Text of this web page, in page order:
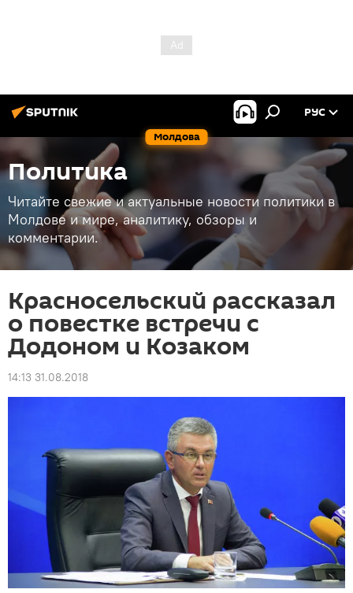
Молдова
РУС
Политика
Читайте свежие и актуальные новости политики в
Молдове и мире, аналитику, обзоры и
комментарии.
Красносельский рассказал
о повестке встречи с
Додоном и Козаком
14:13 31.08.2018